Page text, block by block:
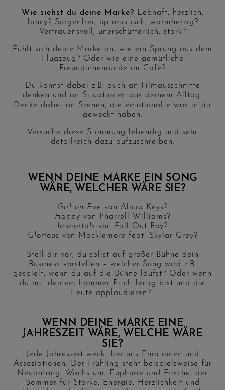
Wie siehst du deine Marke? Lebhaft, herzlich,
fancy? Sorgenfrei, optimistisch, warmherzig?
Vertrauensvoll, unerschütterlich, stark?
Fühlt sich deine Marke an, wie ein Sprung aus dem
Flugzeug? Oder wie eine gemütliche
Freundinnenrunde im Cafè?
Du kannst dabei z.B. auch an Filmausschnitte
denken und an Situationen aus deinem Alltag.
Denke dabei an Szenen, die emotional etwas in dir
geweckt haben.
Versuche diese Stimmung lebendig und sehr
detailreich dazu aufzuschreiben.
WENN DEINE MARKE EIN SONG
WÄRE, WELCHER WÄRE SIE?
Girl on Fire von Alicia Keys?
Happy von Pharrell Williams?
Immortals von Fall Out Boy?
Glorious von Macklemore feat. Skylar Grey?
Stell dir vor, du sollst auf großer Bühne dein
Business vorstellen – welcher Song wird z.B.
gespielt, wenn du auf die Bühne läufst? Oder wenn
du mit deinem hammer Pitch fertig bist und die
Leute applaudieren?
WENN DEINE MARKE EINE
JAHRESZEIT WÄRE, WELCHE WÄRE
SIE?
Jede Jahreszeit weckt bei uns Emotionen und
Assoziationen. Der Frühling steht beispielsweise für
Neuanfang, Wachstum, Euphorie und Frische, der
Sommer für Stärke, Energie, Herzlichkeit und